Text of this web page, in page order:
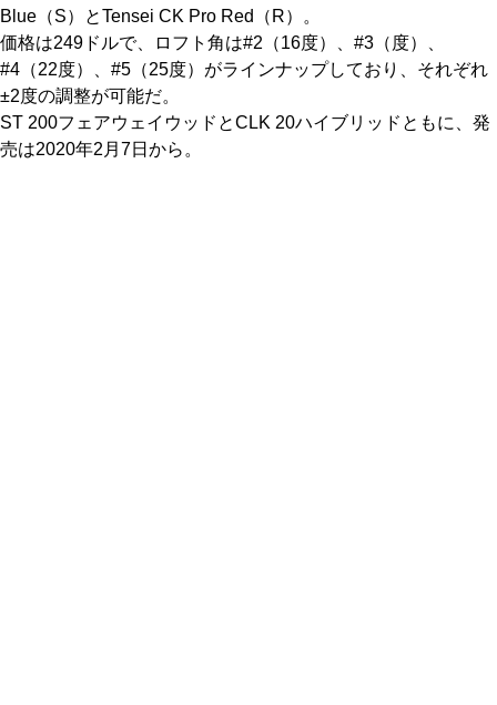
Blue（S）とTensei CK Pro Red（R）。
価格は249ドルで、ロフト角は#2（16度）、#3（度）、
#4（22度）、#5（25度）がラインナップしており、それぞれ
±2度の調整が可能だ。
ST 200フェアウェイウッドとCLK 20ハイブリッドともに、発
売は2020年2月7日から。